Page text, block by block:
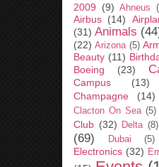
2009 (9) Ahneus
Airbus (14)
(31) Animals
(22) Arizona (5)
Beauty (11)
Boeing
(23)
Campus (13)
Champagne (14)
Clacton On Sea (5)
Club (32) Delta (8)
(69)
Dubai (5)
Electronics (32)